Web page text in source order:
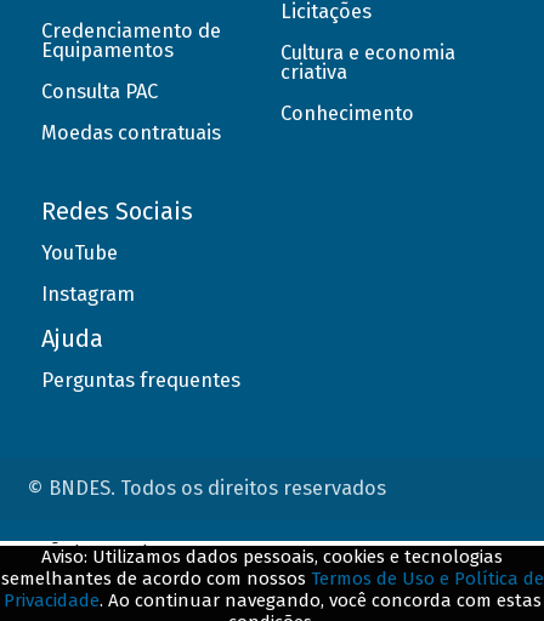
Credenciamento de
Equipamentos
Consulta PAC
Moedas contratuais
Licitações
Cultura e economia
criativa
Conhecimento
Redes Sociais
YouTube
Instagram
Ajuda
Perguntas frequentes
© BNDES. Todos os direitos reservados
Aviso: Utilizamos dados pessoais, cookies e tecnologias
semelhantes de acordo com nossos Termos de Uso e Política de
Privacidade. Ao continuar navegando, você concorda com estas
ConteÃºdo complementar
${title}${badge}